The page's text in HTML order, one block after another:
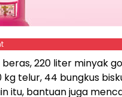
220 liter minyak
kg telur, 44 bungkus
itu, bantuan juga